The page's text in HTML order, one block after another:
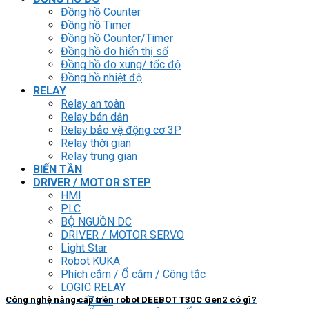
Đồng hồ Counter
Đồng hồ Timer
Đồng hồ Counter/Timer
Đồng hồ đo hiển thị số
Đồng hồ đo xung/ tốc độ
Đồng hồ nhiệt độ
RELAY
Relay an toàn
Relay bán dẫn
Relay bảo vệ động cơ 3P
Relay thời gian
Relay trung gian
BIẾN TẦN
DRIVER / MOTOR STEP
HMI
PLC
BỘ NGUỒN DC
DRIVER / MOTOR SERVO
Light Star
Robot KUKA
Phích cắm / Ổ cắm / Công tắc
LOGIC RELAY
Zelio
Công nghệ nâng cấp trên robot DEEBOT T30C Gen2 có gì?